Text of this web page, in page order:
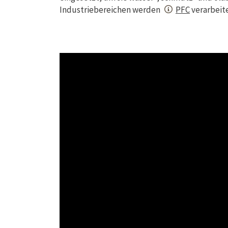
Industriebereichen werden
PFC